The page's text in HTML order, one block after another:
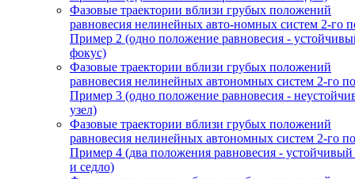
Фазовые траектории вблизи грубых положений
равновесия нелинейных авто-номных систем 2-го
Пример 2 (одно положение равновесия -
фокус)
Фазовые траектории вблизи грубых положений
равновесия нелинейных автономных систем 2-го
Пример 3 (одно положение равновесия -
узел)
Фазовые траектории вблизи грубых положений
равновесия нелинейных автономных систем 2-го
Пример 4 (два положения равновесия -
и седло)